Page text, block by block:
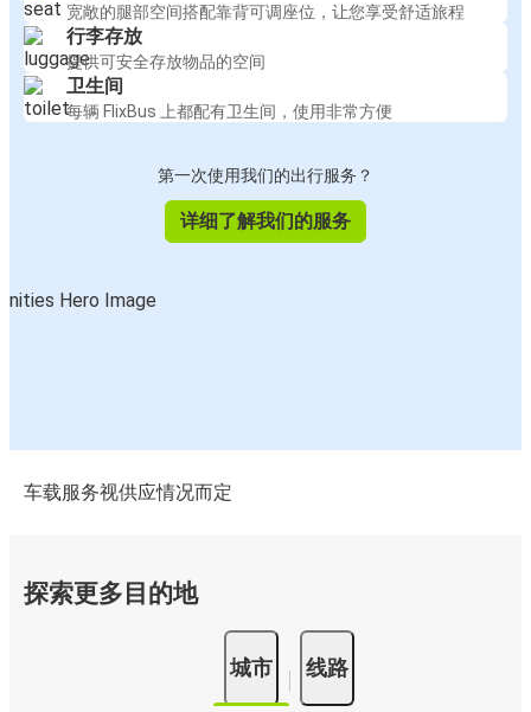
宽敞的腿部空间搭配靠背可调座位，让您享受舒适旅程
行李存放
提供可安全存放物品的空间
卫生间
每辆 FlixBus 上都配有卫生间，使用非常方便
第一次使用我们的出行服务？
详细了解我们的服务
车载服务视供应情况而定
探索更多目的地
城市 线路